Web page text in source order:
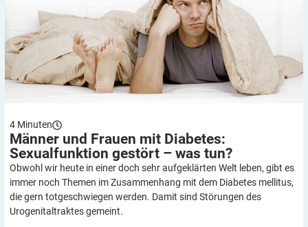
4 Minuten
Männer und Frauen mit Diabetes:
Sexualfunktion gestört – was tun?
Obwohl wir heute in einer doch sehr aufgeklärten Welt leben, gibt es
immer noch Themen im Zusammenhang mit dem ­Diabetes mellitus,
die gern totgeschwiegen werden. Damit sind Störungen des
Urogenitaltraktes gemeint.